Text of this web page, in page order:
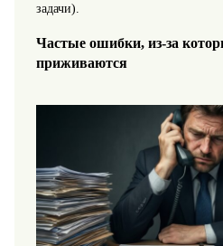
задачи).
Частые ошибки, из-за
приживаются